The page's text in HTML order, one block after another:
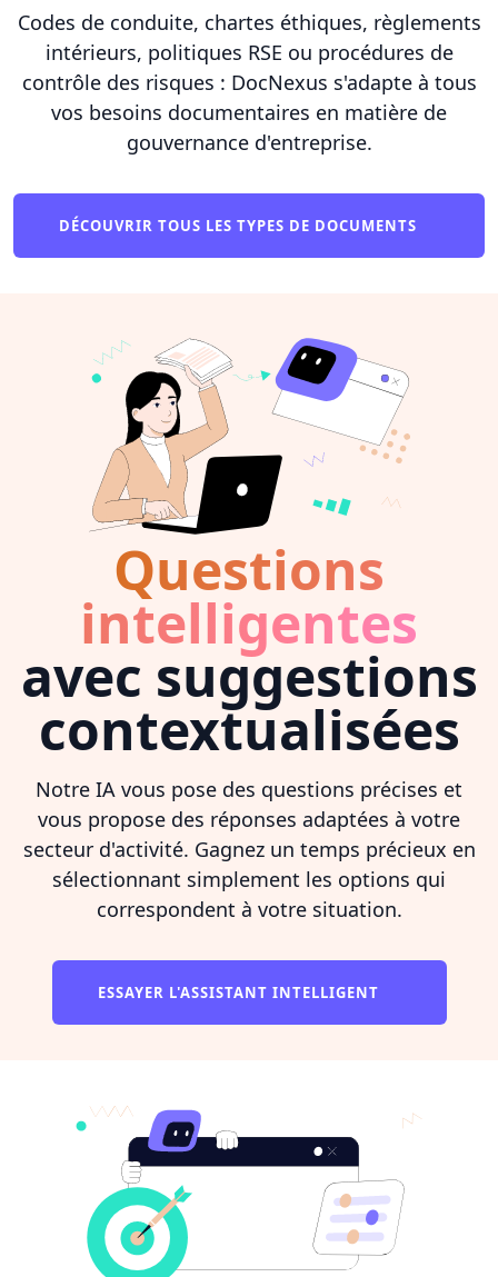
Codes de conduite, chartes éthiques, règlements
intérieurs, politiques RSE ou procédures de
contrôle des risques : DocNexus s'adapte à tous
vos besoins documentaires en matière de
gouvernance d'entreprise.
DÉCOUVRIR TOUS LES TYPES DE DOCUMENTS
Questions
intelligentes
avec suggestions
contextualisées
Notre IA vous pose des questions précises et
vous propose des réponses adaptées à votre
secteur d'activité. Gagnez un temps précieux en
sélectionnant simplement les options qui
correspondent à votre situation.
ESSAYER L'ASSISTANT INTELLIGENT